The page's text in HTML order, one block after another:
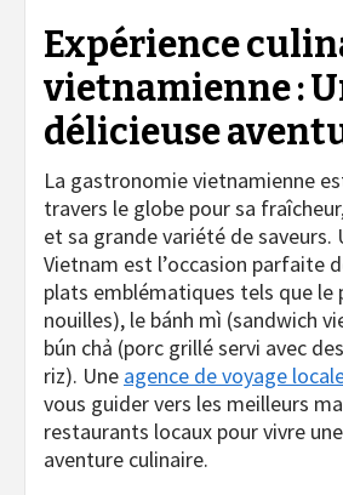
Expérience
vietnamienne :
délicieuse
La gastronomie vietnamienne
travers le globe pour sa
et sa grande variété de saveurs.
Vietnam est l’occasion parfaite
plats emblématiques tels que le
nouilles), le bánh mì (sandwich
bún chả (porc grillé servi avec
riz). Une agence de voyage
vous guider vers les meilleurs
restaurants locaux pour vivre
aventure culinaire.